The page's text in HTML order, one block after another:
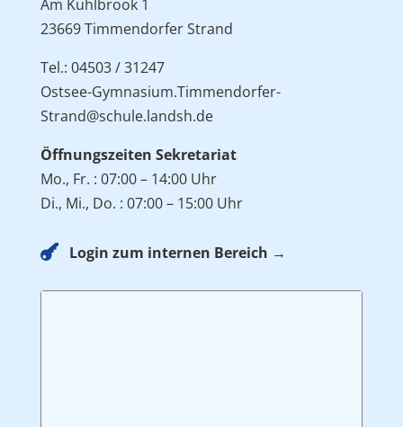
Am Kuhlbrook 1
23669 Timmendorfer Strand
Tel.: 04503 / 31247
Ostsee-Gymnasium.Timmendorfer-
Strand@schule.landsh.de
Öffnungszeiten Sekretariat
Mo., Fr. : 07:00 – 14:00 Uhr
Di., Mi., Do. : 07:00 – 15:00 Uhr
 Login zum internen Bereich →